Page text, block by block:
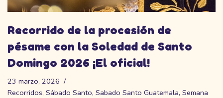
Recorrido de la procesión de
pésame con la Soledad de Santo
Domingo 2026 ¡El oficial!
23 marzo, 2026
Recorridos, Sábado Santo, Sabado Santo Guatemala, Semana